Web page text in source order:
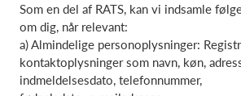
Som en del af RATS, kan vi indsamle
om dig, når relevant:
a) Almindelige personoplysninger:
kontaktoplysninger som navn, køn,
indmeldelsesdato, telefonnummer,